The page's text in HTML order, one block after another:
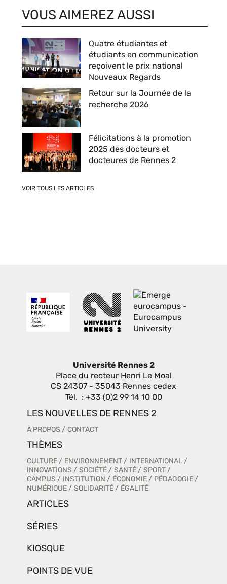
VOUS AIMEREZ AUSSI
Quatre étudiantes et
étudiants en communication
reçoivent le prix national
Nouveaux Regards
Retour sur la Journée de la
recherche 2026
Félicitations à la promotion
2025 des docteurs et
docteures de Rennes 2
VOIR TOUS LES ARTICLES
Université Rennes 2
Place du recteur Henri Le Moal
CS 24307 - 35043 Rennes cedex
Tél. : +33 (0)2 99 14 10 00
LES NOUVELLES DE RENNES 2
À PROPOS CONTACT
THÈMES
CULTURE ENVIRONNEMENT
INTERNATIONAL
INNOVATIONS
SOCIÉTÉ SANTÉ
SPORT
CAMPUS
INSTITUTION ÉCONOMIE
PÉDAGOGIE
NUMÉRIQUE
SOLIDARITÉ ÉGALITÉ
ARTICLES
SÉRIES
KIOSQUE
POINTS DE VUE